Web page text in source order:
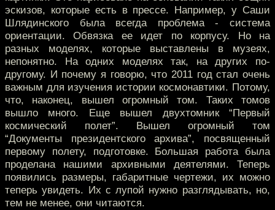
эскизов, которые есть в прессе. Например, у Саши
Шлядинского была всегда проблема - система
ориентации. Обвязка ее идет по корпусу. Но на
разных моделях, которые выставлены в музеях,
непонятно. На одних моделях так, на других по-
другому. И почему я говорю, что 2011 год стал очень
важным для изучения истории космонавтики. Потому,
что, наконец, вышел огромный том. Таких томов
вышло много. Еще вышел двухтомник “Первый
космический полет”. Вышел огромный том
“Документы президентского архива”, посвященный
первому полету, подготовке. Большая работа была
проделана нашими архивными деятелями. Теперь
появились размеры, габаритные чертежи, их можно
теперь увидеть. Их с лупой нужно разглядывать, но,
тем не менее, они читаются.